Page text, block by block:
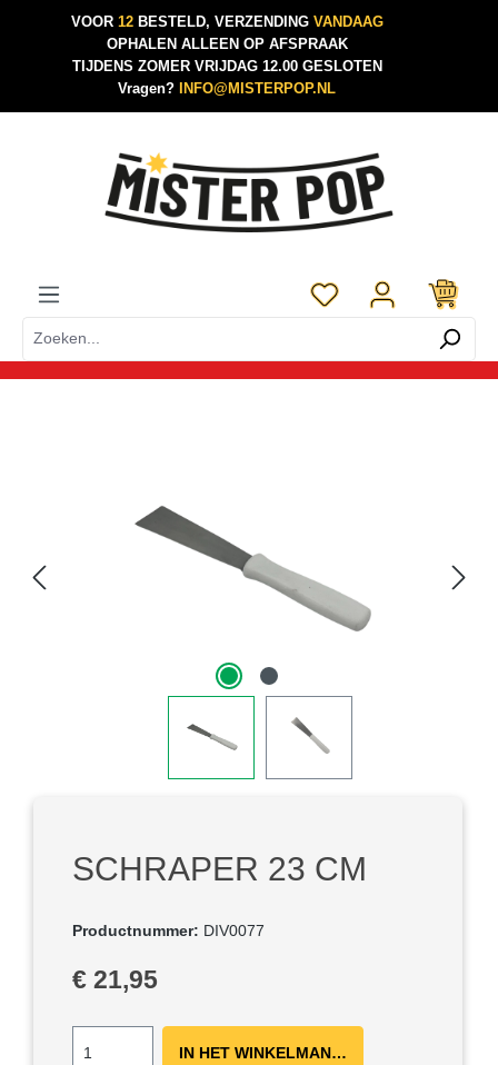
Ga naar de hoofdinhoud
VOOR 12 BESTELD, VERZENDING VANDAAG
OPHALEN ALLEEN OP AFSPRAAK
TIJDENS ZOMER VRIJDAG 12.00 GESLOTEN
Vragen?
INFO@MISTERPOP.NL
Je hebt 0 items op
SCHRAPER 23 CM
Productnummer: DIV0077
Normale prijs:
€ 21,95
IN HET WINKELMANDJE ＋